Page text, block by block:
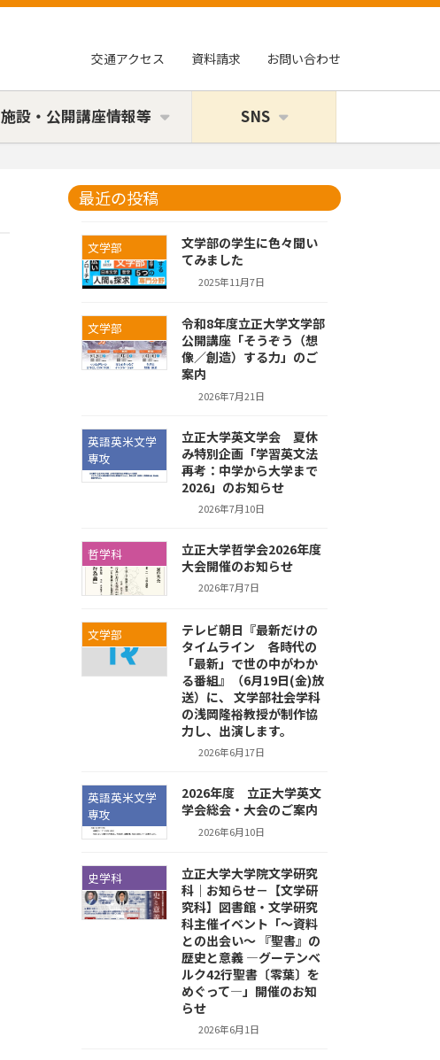
交通アクセス 資料請求 お問い合わせ
施設・公開講座情報等 SNS
最近の投稿
文学部
文学部の学生に色々聞い
てみました
2025年11月7日
文学部
令和8年度立正大学文学部
公開講座「そうぞう（想
像／創造）する力」のご
案内
2026年7月21日
英語英米文学
専攻
立正大学英文学会 夏休
み特別企画「学習英文法
再考：中学から大学まで
2026」のお知らせ
2026年7月10日
哲学科
立正大学哲学会2026年度
大会開催のお知らせ
2026年7月7日
文学部
テレビ朝日『最新だけの
タイムライン 各時代の
「最新」で世の中がわか
る番組』（6月19日(金)放
送）に、 文学部社会学科
の浅岡隆裕教授が制作協
力し、出演します。
2026年6月17日
英語英米文学
専攻
2026年度 立正大学英文
学会総会・大会のご案内
2026年6月10日
史学科
立正大学大学院文学研究
科｜お知らせ－【文学研
究科】図書館・文学研究
科主催イベント「～資料
との出会い～ 『聖書』の
歴史と意義 —グーテンベ
ルク42行聖書〔零葉〕を
めぐって—」開催のお知
らせ
2026年6月1日